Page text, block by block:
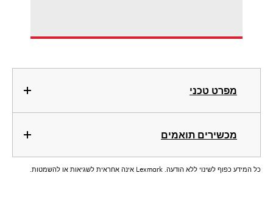
מפרט טכני
מכשירים תואמים
כל המידע כפוף לשינוי ללא הודעה. Lexmark אינה אחראית לשגיאות או להשמטות.